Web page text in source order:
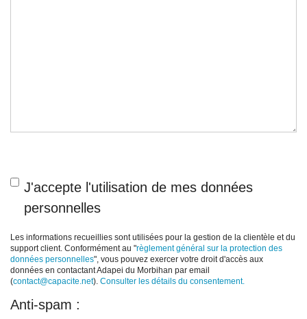
J'accepte l'utilisation de mes données
personnelles
Les informations recueillies sont utilisées pour la gestion de la clientèle et du
support client. Conformément au "règlement général sur la protection des
données personnelles", vous pouvez exercer votre droit d'accès aux
données en contactant Adapei du Morbihan par email
(contact@capacite.net). Consulter les détails du consentement.
Anti-spam :